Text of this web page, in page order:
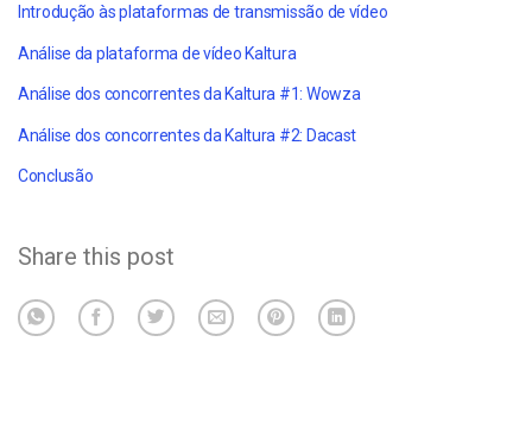
Introdução às plataformas de transmissão de vídeo
Análise da plataforma de vídeo Kaltura
Análise dos concorrentes da Kaltura #1: Wowza
Análise dos concorrentes da Kaltura #2: Dacast
Conclusão
Share this post